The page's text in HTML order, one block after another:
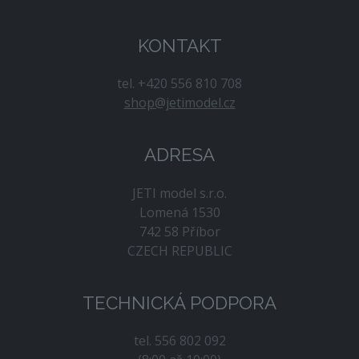
KONTAKT
tel. +420 556 810 708
shop@jetimodel.cz
ADRESA
JETI model s.r.o.
Lomená 1530
742 58 Příbor
CZECH REPUBLIC
TECHNICKÁ PODPORA
tel. 556 802 092